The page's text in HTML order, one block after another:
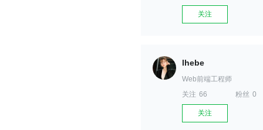
关注
lhebe
Web前端工程师
关注 66 粉丝 0
关注